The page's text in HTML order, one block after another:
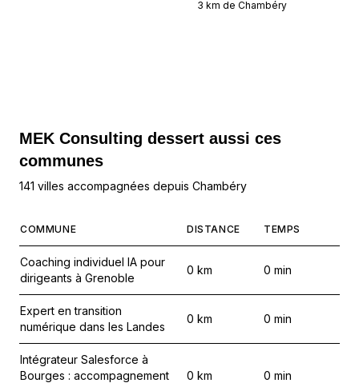
3 km de Chambéry
MEK Consulting dessert aussi ces
communes
141 villes accompagnées depuis Chambéry
COMMUNE DISTANCE TEMPS
Coaching individuel IA pour
dirigeants à Grenoble
0 km 0 min
Expert en transition
numérique dans les Landes
0 km 0 min
Intégrateur Salesforce à
Bourges : accompagnement
0 km 0 min